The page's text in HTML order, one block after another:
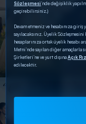
Sözleşmesi’nde değişiklik
geçirebilirsiniz.)
Devam etmeniz ve hesabınıza
sayılacaksınız. Üyelik
hesaplarınıza ortak üyelik hesabı
Metni’nde sayılan diğer amaçlarla
Şirketleri’ne ve yurt dışınaAçık
edilecektir.